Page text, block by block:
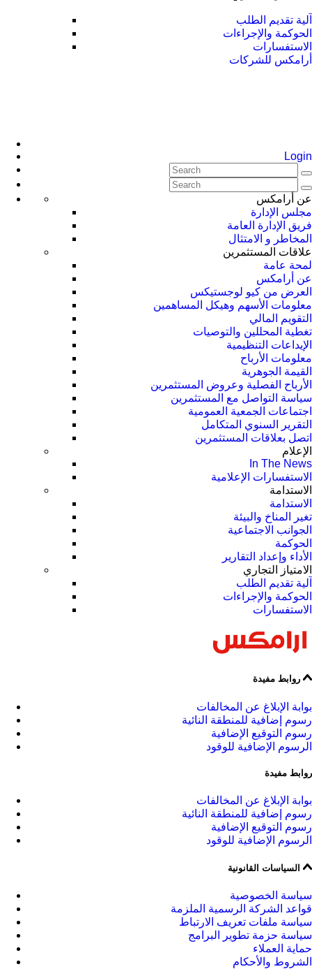
آلية تقديم الطلب
الحوكمة والإجراءات
الاستفسارات
أرامكس للشركات
Login
عن أرامكس
مجلس الإدارة
فريق الإدارة العامة
المخاطر و الامتثال
علاقات المستثمرين
لمحة عامة
عن أرامكس
العرض من كيو لوجستيكس
معلومات الأسهم وهيكل المساهمين
التقويم المالي
تغطية المحللين والتوصيات
الإيداعات التنظيمية
معلومات الأرباح
القيمة الجوهرية
الأرباح الفصلية وعروض المستثمرين
سياسة التواصل مع المستثمرين
اجتماعات الجمعية العمومیة
التقرير السنوي المتكامل
اتصل بعلاقات المستثمرين
الإعلام
In The News
الاستفسارات الإعلامية
الاستدامة
الاستدامة
تغير المناخ والبيئة
الجوانب الاجتماعية
الحوكمة
الأداء وإعداد التقارير
الامتياز التجاري
آلية تقديم الطلب
الحوكمة والإجراءات
الاستفسارات
روابط مفيدة
بوابة الإبلاغ عن المخالفات
رسوم إضافية للمنطقة النائية
رسوم التوقيع الإضافية
الرسوم الإضافية للوقود
روابط مفيدة
بوابة الإبلاغ عن المخالفات
رسوم إضافية للمنطقة النائية
رسوم التوقيع الإضافية
الرسوم الإضافية للوقود
السياسات القانونية
سياسة الخصوصية
قواعد الشركة الرسمية الملزمة
سياسة ملفات تعريف الارتباط
سياسة حزمة تطوير البرامج
حماية العملاء
الشروط والأحكام